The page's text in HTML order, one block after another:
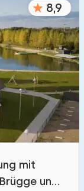
8,9
mit
und